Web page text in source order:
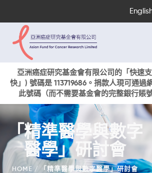
亞洲癌症研究基金會有限公司的「快速
快」) 號碼是 113719686。捐款人現可通過
此號碼（而不需要基金會的完整銀行賬
關於我們
科研項目
活動與獎項
新聞
捐款支持
現在捐贈
「精準醫學與數字
醫學」研討會
HOME 「精準醫學與數字醫學」研討會